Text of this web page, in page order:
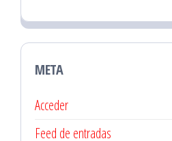
META
Acceder
Feed de entradas